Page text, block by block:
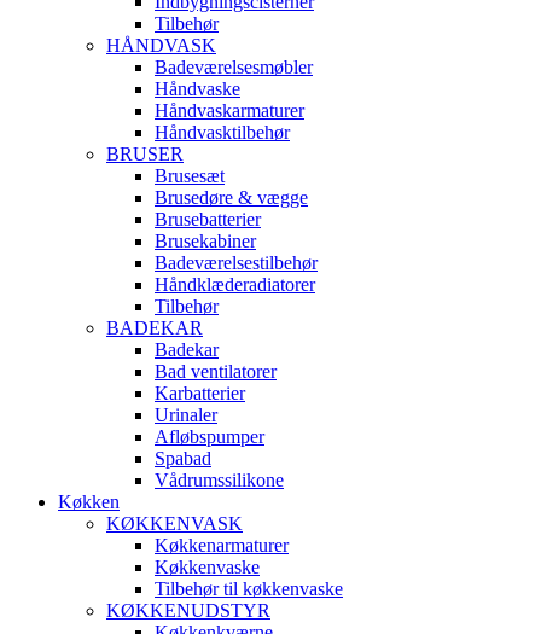
Tilbehør
HÅNDVASK
Badeværelsesmøbler
Håndvaske
Håndvaskarmaturer
Håndvasktilbehør
BRUSER
Brusesæt
Brusedøre & vægge
Brusebatterier
Brusekabiner
Badeværelsestilbehør
Håndklæderadiatorer
Tilbehør
BADEKAR
Badekar
Bad ventilatorer
Karbatterier
Urinaler
Afløbspumper
Spabad
Vådrumssilikone
Køkken
KØKKENVASK
Køkkenarmaturer
Køkkenvaske
Tilbehør til køkkenvaske
KØKKENUDSTYR